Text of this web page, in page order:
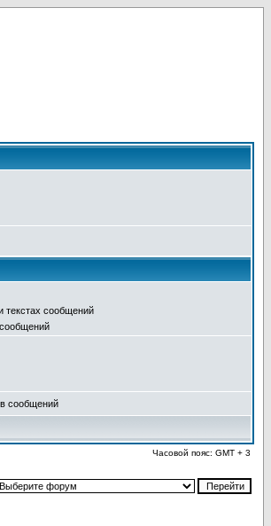
текстах сообщений
сообщений
сообщений
Часовой пояс: GMT + 3